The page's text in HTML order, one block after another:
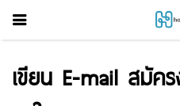
เขียน E-mail สมัคร